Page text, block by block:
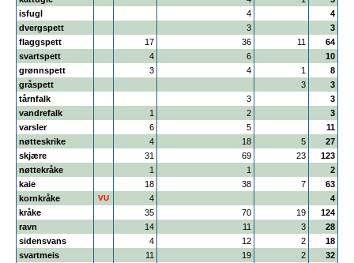
isfugl
4
4
dvergspett
3
3
flaggspett
17 36 11
64
svartspett
4 6
10
grønnspett
3 4 1
8
gråspett
3
3
tårnfalk
3
3
vandrefalk
1 2
3
varsler
6 5
11
nøtteskrike
4 18 5
27
skjære
31 69 23
123
nøttekråke
1 1
2
kaie
18 38 7
63
kornkråke
VU 4
4
kråke
35 70 19
124
ravn
14 11 3
28
sidensvans
4 12 2
18
svartmeis
11 19 2
32